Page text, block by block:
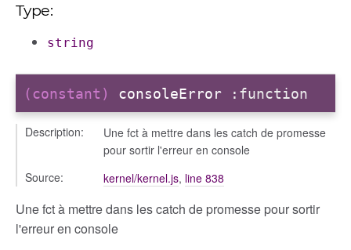
Type:
string
(constant) consoleError :function
Description:
Une fct à mettre dans les catch de promesse
pour sortir l'erreur en console
Source:
kernel/kernel.js, line 838
Une fct à mettre dans les catch de promesse pour sortir
l'erreur en console